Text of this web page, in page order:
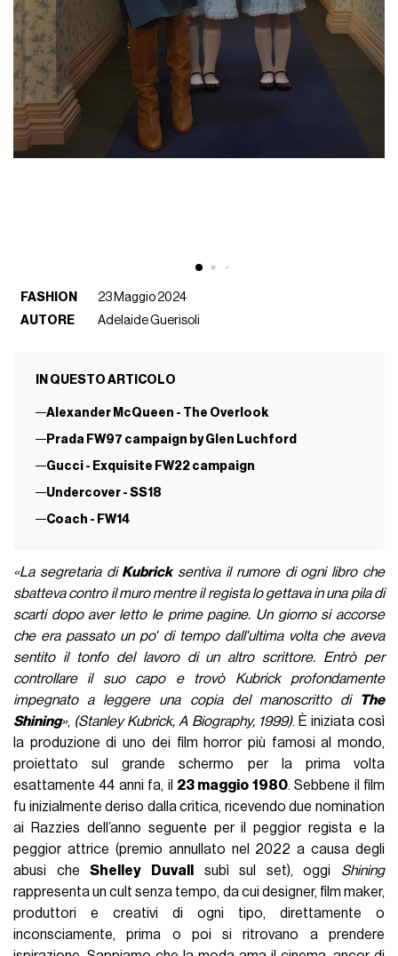
FASHION
23 Maggio 2024
AUTORE
Adelaide Guerisoli
IN QUESTO ARTICOLO
Alexander McQueen - The Overlook
Prada FW97 campaign by Glen Luchford
Gucci - Exquisite FW22 campaign
Undercover - SS18
Coach - FW14
«La segretaria di Kubricksentiva il rumore di ogni libro che
sbatteva contro il muro mentre il regista lo gettava in una pila di
scarti dopo aver letto le prime pagine. Un giorno si accorse
che era passato un po' di tempo dall'ultima volta che aveva
sentito il tonfo del lavoro di un altro scrittore. Entrò per
controllare il suo capo e trovò Kubrick profondamente
impegnato a leggere una copia del manoscritto di
The
Shining», (Stanley Kubrick, A Biography, 1999). È iniziata così
la produzione di uno dei film horror più famosi al mondo,
proiettato sul grande schermo per la prima volta
esattamente 44 anni fa, il 23 maggio 1980. Sebbene il film
fu inizialmente deriso dalla critica, ricevendo due nomination
ai Razzies dell’anno seguente per il peggior regista e la
peggior attrice (premio annullato nel 2022 a causa degli
abusi cheShelley Duvall subì sul set), oggi Shining
rappresenta un cult senza tempo, da cui designer, film maker,
produttori e creativi di ogni tipo, direttamente o
inconsciamente, prima o poi si ritrovano a prendere